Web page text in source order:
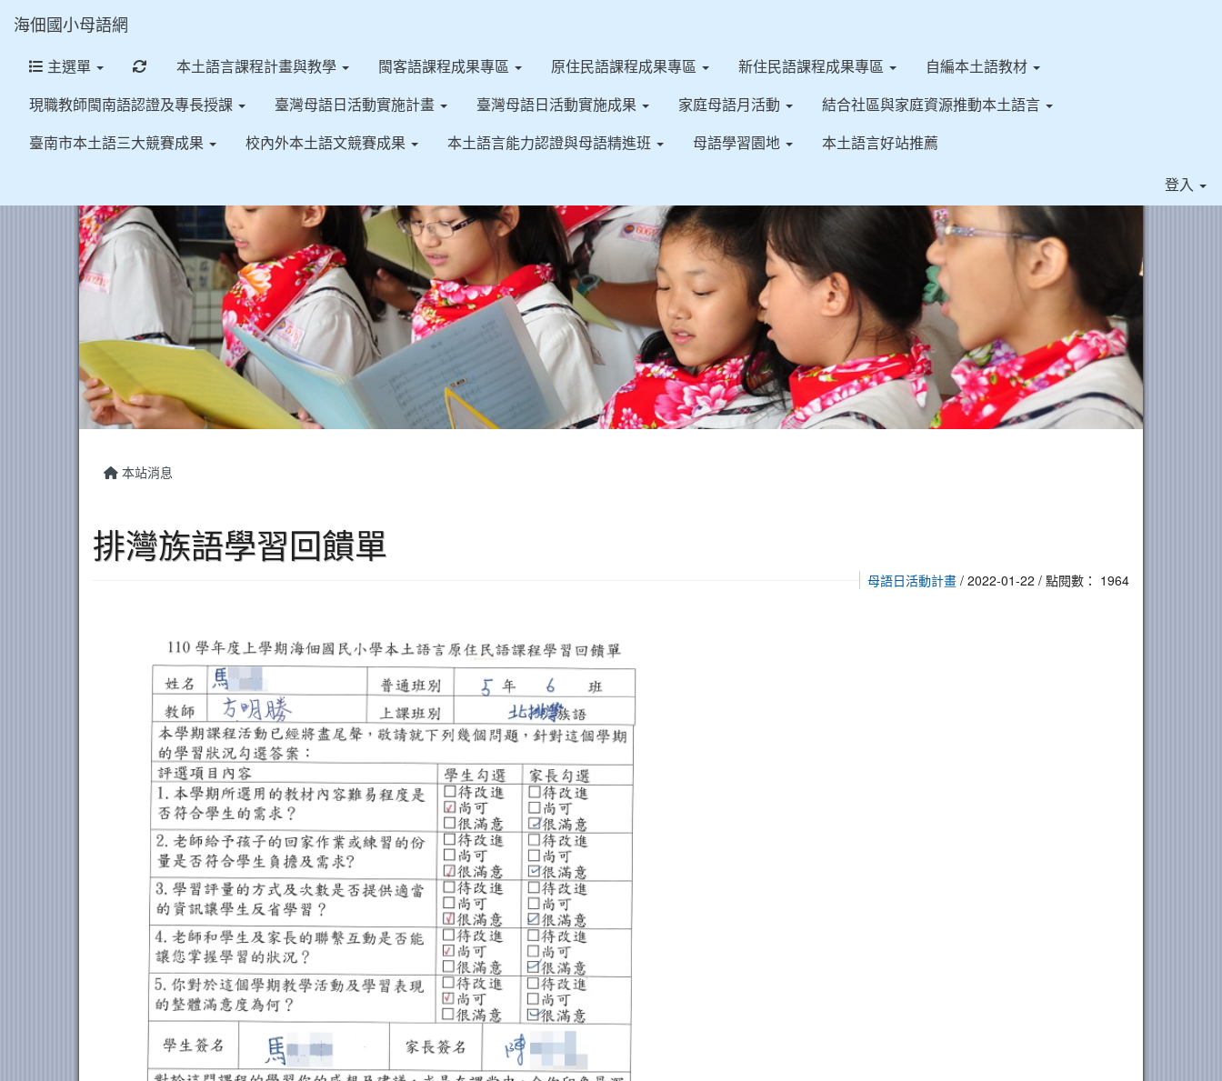
海佃國小母語網
主選單 重新取得佈景設定
本土語言課程計畫與教學 閩客語課程成果專區 原住民語課程成果專區 新住民語課程成果專區
自編本土語教材
現職教師閩南語認證及專長授課
臺灣母語日活動實施計畫 臺灣母語日活動實施成果 家庭母語月活動
結合社區與家庭資源推動本土語言
臺南市本土語三大競賽成果
校內外本土語文競賽成果 本土語言能力認證與母語精進班 母語學習園地
本土語言好站推薦
登入
本站消息
排灣族語學習回饋單
母語日活動計畫 / 2022-01-22 / 點閱數： 1964